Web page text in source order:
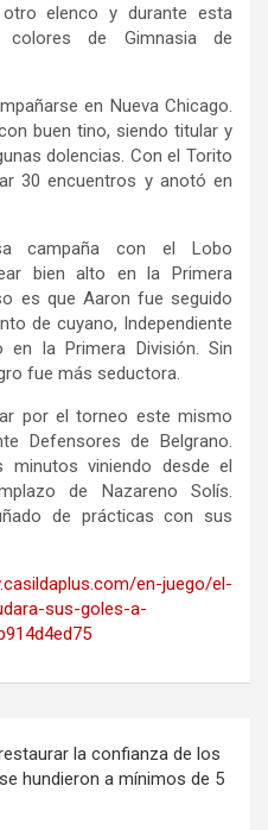
elenco y durante esta
colores de Gimnasia de
en Nueva Chicago.
buen tino, siendo titular y
dolencias. Con el Torito
30 encuentros y anotó en
campaña con el Lobo
bien alto en la Primera
es que Aaron fue seguido
de cuyano, Independiente
en la Primera División. Sin
fue más seductora.
por el torneo este mismo
Defensores de Belgrano.
minutos viniendo desde el
de Nazareno Solís.
de prácticas con sus
en-juego/el-
sus-goles-a-
la confianza de los
hundieron a mínimos de 5